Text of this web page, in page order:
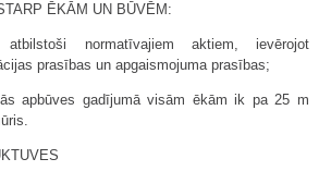
ĒKĀM UN BŪVĒM:
normatīvajiem aktiem, ievērojot
prasības un apgaismojuma prasības;
apbūves gadījumā visām ēkām ik pa 25 m